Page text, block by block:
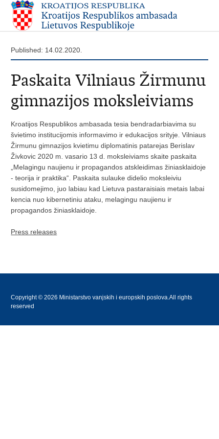
Published: 14.02.2020.
Paskaita Vilniaus Žirmunu
gimnazijos moksleiviams
Kroatijos Respublikos ambasada tesia bendradarbiavima su
švietimo institucijomis informavimo ir edukacijos srityje. Vilniaus
Žirmunu gimnazijos kvietimu diplomatinis patarejas Berislav
Živkovic 2020 m. vasario 13 d. moksleiviams skaite paskaita
„Melagingu naujienu ir propagandos atskleidimas žiniasklaidoje
- teorija ir praktika“. Paskaita sulauke didelio moksleiviu
susidomejimo, juo labiau kad Lietuva pastaraisiais metais labai
kencia nuo kibernetiniu ataku, melagingu naujienu ir
propagandos žiniasklaidoje.
Press releases
Copyright © 2026 Ministarstvo vanjskih i europskih poslova.All rights
reserved